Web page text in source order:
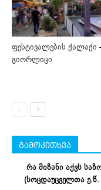
ფესტივალების ქალაქი
გიორლიცი
გამოკითხვა
რა მიზანი აქვს
(სოცდაუცველთა